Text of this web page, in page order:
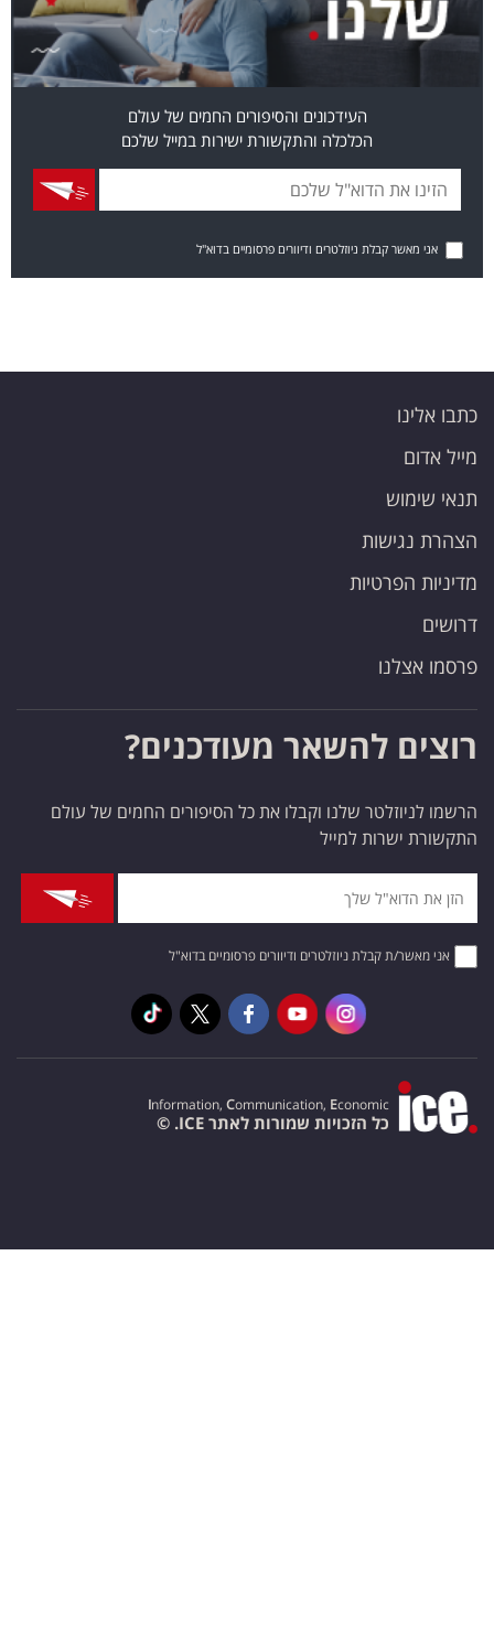
העידכונים והסיפורים החמים של עולם
הכלכלה והתקשורת ישירות במייל שלכם
אני מאשר קבלת ניוזלטרים ודיוורים פרסומיים בדוא"ל
כתבו אלינו
מייל אדום
תנאי שימוש
הצהרת נגישות
מדיניות הפרטיות
דרושים
פרסמו אצלנו
רוצים להשאר מעודכנים?
הרשמו לניוזלטר שלנו וקבלו את כל הסיפורים החמים של עולם
התקשורת ישרות למייל
אני מאשר/ת קבלת ניוזלטרים ודיוורים פרסומיים בדוא"ל
Information, Communication, Economic
כל הזכויות שמורות לאתר ICE. ©